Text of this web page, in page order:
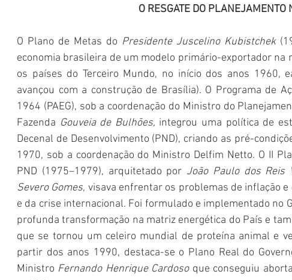
O RESGATE DO PLANEJAMENTO
O Plano de Metas do Presidente Juscelino Kubistchek
economia brasileira de um modelo primário-exportador na
os países do Terceiro Mundo, no início dos anos 1960,
avançou com a construção de Brasília). O Programa de
1964 (PAEG), sob a coordenação do Ministro do
Fazenda Gouveia de Bulhões, integrou uma política de
Decenal de Desenvolvimento (PND), criando as pré-
1970, sob a coordenação do Ministro Delfim Netto. O II
PND (1975–1979), arquitetado por João Paulo dos Reis
Severo Gomes, visava enfrentar os problemas de inflação
e da crise internacional. Foi formulado e implementado no
profunda transformação na matriz energética do País e
que se tornou um celeiro mundial de proteína animal e
partir dos anos 1990, destaca-se o Plano Real do
Ministro Fernando Henrique Cardoso que conseguiu